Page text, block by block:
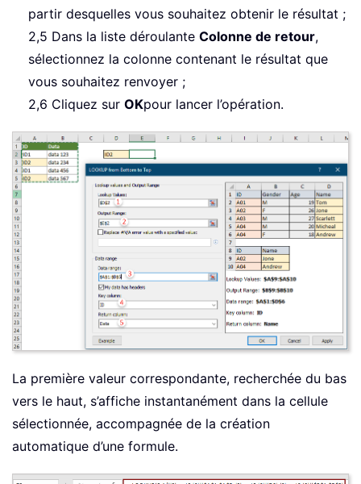
partir desquelles vous souhaitez obtenir le résultat ;
2,5 Dans la liste déroulante Colonne de retour,
sélectionnez la colonne contenant le résultat que
vous souhaitez renvoyer ;
2,6 Cliquez sur OKpour lancer l’opération.
La première valeur correspondante, recherchée du bas
vers le haut, s’affiche instantanément dans la cellule
sélectionnée, accompagnée de la création
automatique d’une formule.